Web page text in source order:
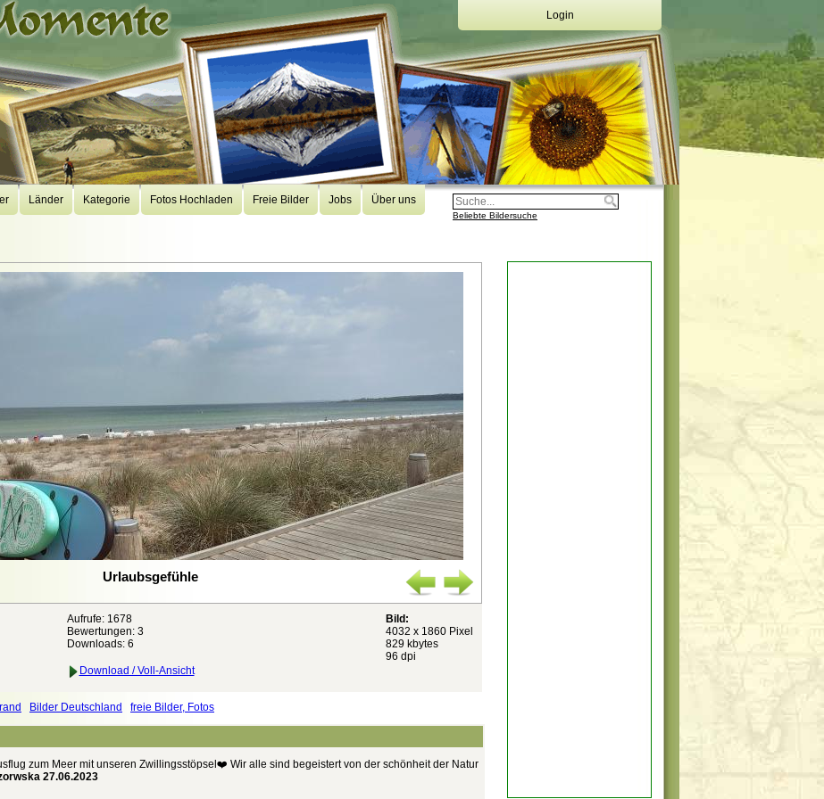
Login
Deine Emailadresse:
Dein Passwort:
Login
Registrierung
Länder Kategorie Fotos Hochladen Freie Bilder Jobs Über uns
Beliebte Bildersuche
Urlaubsgefühle
Aufrufe: 1678
Bewertungen: 3
Downloads: 6
Bild:
4032 x 1860 Pixel
829 kbytes
96 dpi
Download / Voll-Ansicht
Bilder Deutschland freie Bilder, Fotos
zum Meer mit unseren Zwillingsstöpsel❤️ Wir alle sind begeistert von der schönheit der Natur
27.06.2023